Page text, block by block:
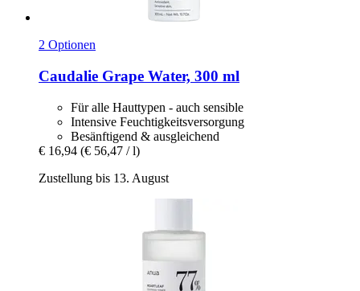
2 Optionen
Caudalie Grape Water, 300 ml
Für alle Hauttypen - auch sensible
Intensive Feuchtigkeitsversorgung
Besänftigend & ausgleichend
€ 16,94 (€ 56,47 / l)
Zustellung bis 13. August